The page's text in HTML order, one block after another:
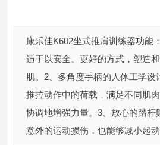
康乐佳K602坐式推肩训练器功能
适于以安全、更好的方式，塑造
肌。2、多角度手柄的人体工学设
推拉动作中的荷载，满足不同肌
协调地增强力量。3、放心的踏杆
意外的运动损伤，也能够减小起动